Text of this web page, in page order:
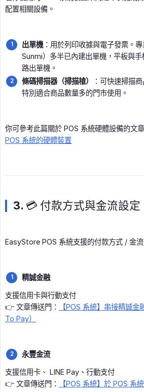
配置相關設備。
出單機 ：用於列印收據與電子發票。
Sunmi）多半已內建出單機，平板與
路出單機。
條碼掃描器（掃描槍）
：可快速掃描
特別適合商品數量多的門市使用。
你可參考此篇關於 POS 系統硬體設備的文章
POS 系統的硬體裝置
3. 💳 付款方式與金流設定
EasyStore POS 系統支援的付款方式 / 金流
精誠金融
支援信用卡與行動支付
👉 文章傳送門：
【POS 系統】串接精誠
To Pay）
永豐金流
支援信用卡、 LINE Pay、行動支付
👉 文章傳送門：
【POS 系統】於 POS 系